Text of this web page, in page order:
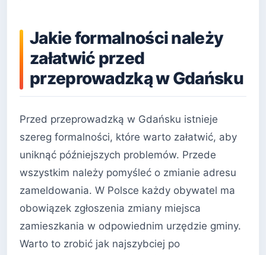
Jakie formalności należy
załatwić przed
przeprowadzką w Gdańsku
Przed przeprowadzką w Gdańsku istnieje
szereg formalności, które warto załatwić, aby
uniknąć późniejszych problemów. Przede
wszystkim należy pomyśleć o zmianie adresu
zameldowania. W Polsce każdy obywatel ma
obowiązek zgłoszenia zmiany miejsca
zamieszkania w odpowiednim urzędzie gminy.
Warto to zrobić jak najszybciej po